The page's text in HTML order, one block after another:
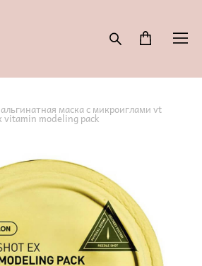
альгинатная маска с микроиглами vt
vitamin modeling pack